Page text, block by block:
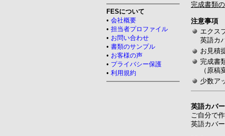
FESについて
• 会社概要
• 担当者プロファイル
• お問い合わせ
• 書類のサンプル
• お客様の声
• プライバシー保護
• 利用規約
完成書類
注意事項
エクス
英語カ
お見積
完成書
（原稿
少数ア
英語カバ
ご自分で
英語カバ